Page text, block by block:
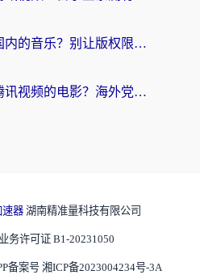
在国外怎么听国内的音乐？别让版权限制断了你的华语歌单
怎么在国外看腾讯视频的电影？海外党亲测有效的回国加速指南
速器 湖南精准量科技有限公司
务许可证 B1-20231050
备案号 湘ICP备2023004234号-3A